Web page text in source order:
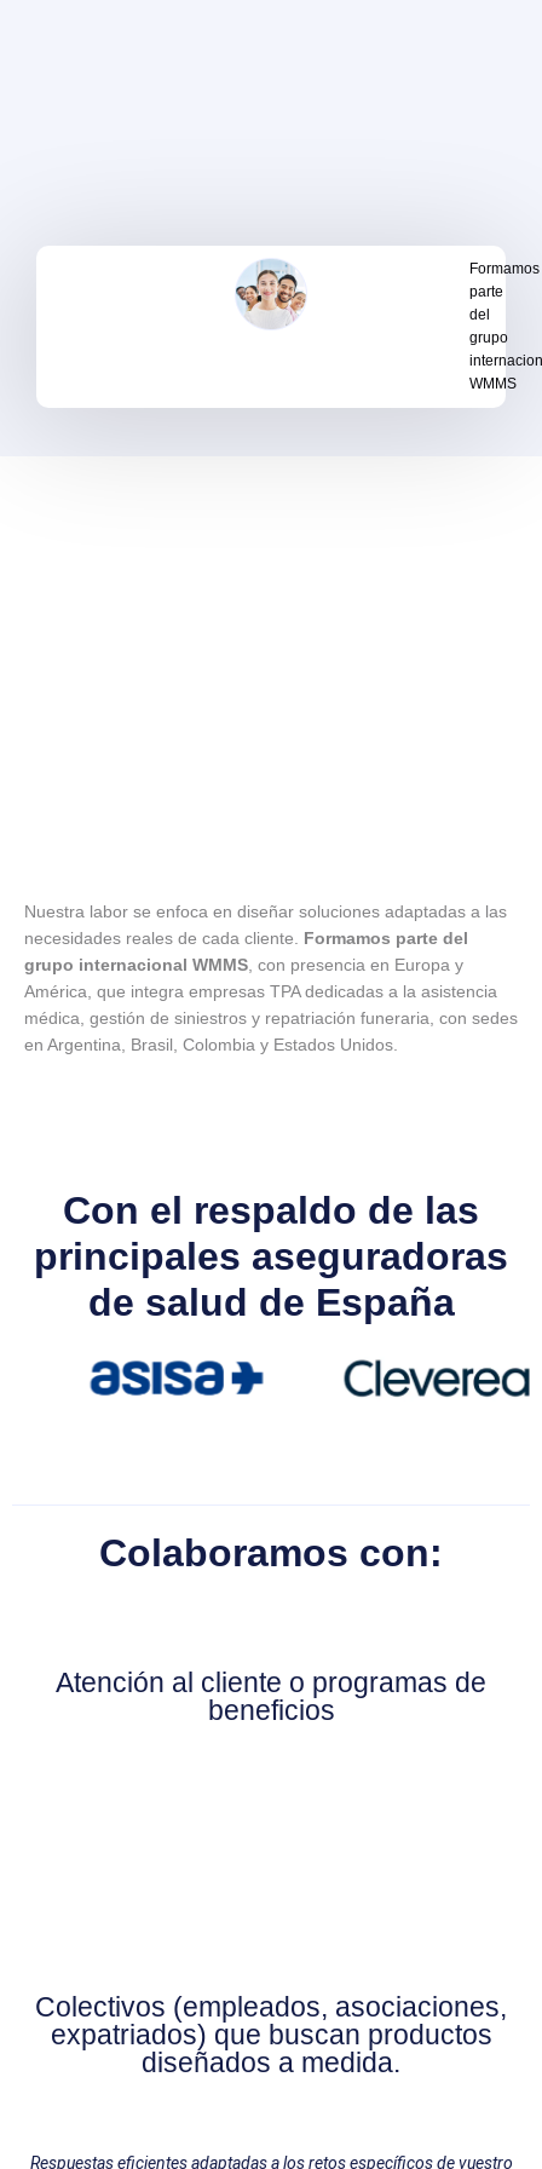
Formamos
parte
del
grupo
WMMS
Nuestra labor se enfoca en diseñar soluciones adaptadas a las
necesidades reales de cada cliente. Formamos parte del
grupo internacional WMMS , con presencia en Europa y
América, que integra empresas TPA dedicadas a la asistencia
médica, gestión de siniestros y repatriación funeraria, con sedes
en Argentina, Brasil, Colombia y Estados Unidos.
Con el respaldo de las
principales aseguradoras
de salud de España
Colaboramos con:
Atención al cliente o programas de
beneficios
Colectivos (empleados, asociaciones,
expatriados) que buscan productos
diseñados a medida.
Respuestas eficientes adaptadas a los retos específicos de vuestro